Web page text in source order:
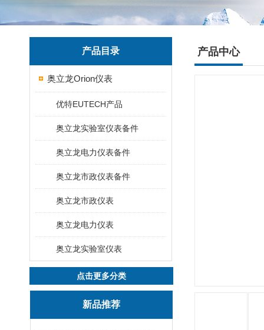
产品目录
奥立龙Orion仪表
优特EUTECH产品
奥立龙实验室仪表备件
奥立龙电力仪表备件
奥立龙市政仪表备件
奥立龙市政仪表
奥立龙电力仪表
奥立龙实验室仪表
点击更多分类
新品推荐
产品中心